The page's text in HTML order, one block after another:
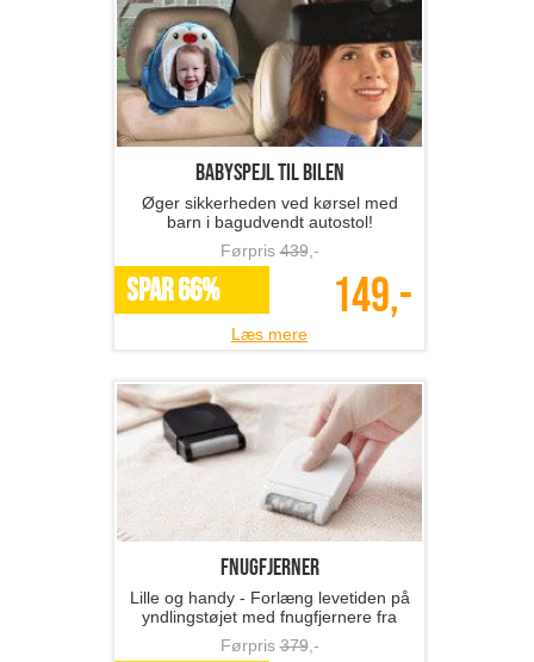
Babyspejl til bilen
Øger sikkerheden ved kørsel med
barn i bagudvendt autostol!
Førpris439,-
SPAR 66% 149,-
Læs mere
Fnugfjerner
Lille og handy - Forlæng levetiden på
yndlingstøjet med fnugfjernere fra
The 99 inspirations!
Førpris379,-